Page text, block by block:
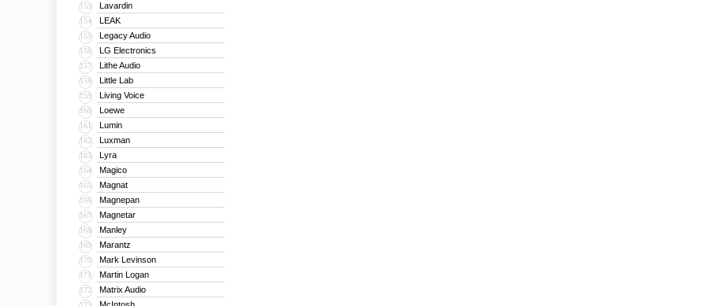
153 Lavardin
154 LEAK
155 Legacy Audio
156 LG Electronics
157 Lithe Audio
158 Little Lab
159 Living Voice
160 Loewe
161 Lumin
162 Luxman
163 Lyra
164 Magico
165 Magnat
166 Magnepan
167 Magnetar
168 Manley
169 Marantz
170 Mark Levinson
171 Martin Logan
172 Matrix Audio